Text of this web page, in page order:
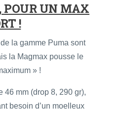
UN MAX
!
la gamme Puma sont
la Magmax pousse le
» !
46 mm (drop 8, 290 gr),
besoin d’un moelleux